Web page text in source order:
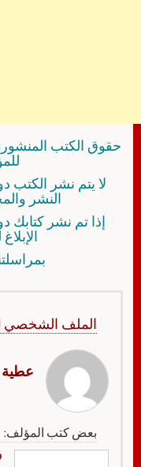
حقوق الكتب
لا يتم نشر
النشر
إذا تم نشر كتابك
الملف الشخصي
عطية
بعض كتب المؤلف: